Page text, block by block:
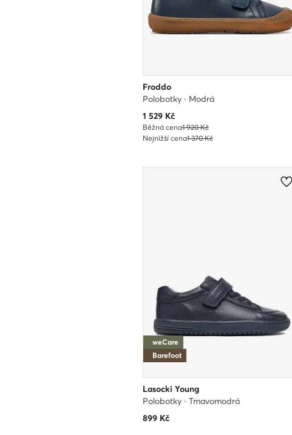
Froddo
Polobotky · Modrá
Aktuální cena
1 529Kč
Běžná cena1 920 Kč
Nejnižší cena1 370 Kč
weCare
Barefoot
Lasocki Young
Polobotky · Tmavomodrá
899Kč